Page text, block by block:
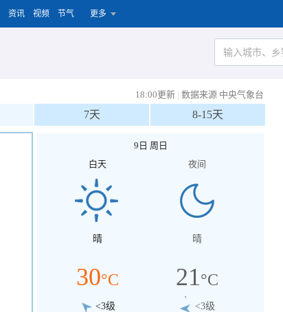
资讯 视频 节气 更多
18:00更新 | 数据来源 中央气象台
7天 8-15天
9日 周日
白天
晴
30°C
<3级
夜间
晴
21°C
<3级